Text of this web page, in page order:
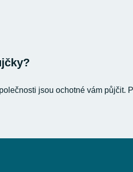
jsou ochotné vám půjčit.